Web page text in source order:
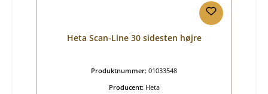
Heta Scan-Line 30 sidesten højre
Produktnummer: 01033548
Producent: Heta